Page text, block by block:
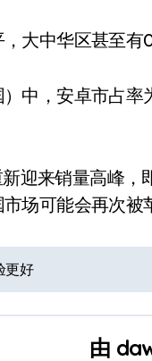
大中华区甚至有
中，安卓市占率
迎来销量高峰
场可能会再次被
更好
由